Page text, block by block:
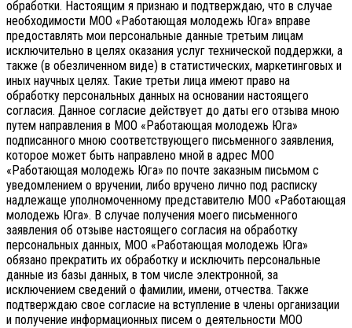
обработки. Настоящим я признаю и подтверждаю, что в случае
необходимости МОО «Работающая молодежь Юга» вправе
предоставлять мои персональные данные третьим лицам
исключительно в целях оказания услуг технической поддержки, а
также (в обезличенном виде) в статистических, маркетинговых и
иных научных целях. Такие третьи лица имеют право на
обработку персональных данных на основании настоящего
согласия. Данное согласие действует до даты его отзыва мною
путем направления в МОО «Работающая молодежь Юга»
подписанного мною соответствующего письменного заявления,
которое может быть направлено мной в адрес МОО
«Работающая молодежь Юга» по почте заказным письмом с
уведомлением о вручении, либо вручено лично под расписку
надлежаще уполномоченному представителю МОО «Работающая
молодежь Юга». В случае получения моего письменного
заявления об отзыве настоящего согласия на обработку
персональных данных, МОО «Работающая молодежь Юга»
обязано прекратить их обработку и исключить персональные
данные из базы данных, в том числе электронной, за
исключением сведений о фамилии, имени, отчества. Также
подтверждаю свое согласие на вступление в члены организации
и получение информационных писем о деятельности МОО